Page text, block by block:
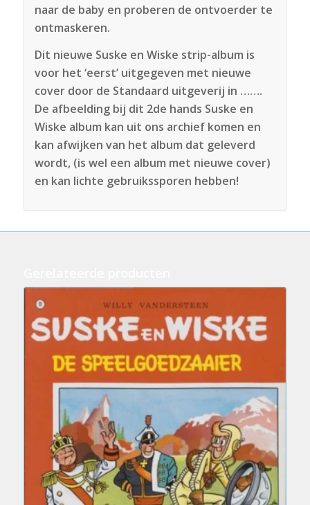
naar de baby en proberen de ontvoerder te
ontmaskeren.
Dit nieuwe Suske en Wiske strip-album is
voor het ‘eerst’ uitgegeven met nieuwe
cover door de Standaard uitgeverij in …….
De afbeelding bij dit 2de hands Suske en
Wiske album kan uit ons archief komen en
kan afwijken van het album dat geleverd
wordt, (is wel een album met nieuwe cover)
en kan lichte gebruikssporen hebben!